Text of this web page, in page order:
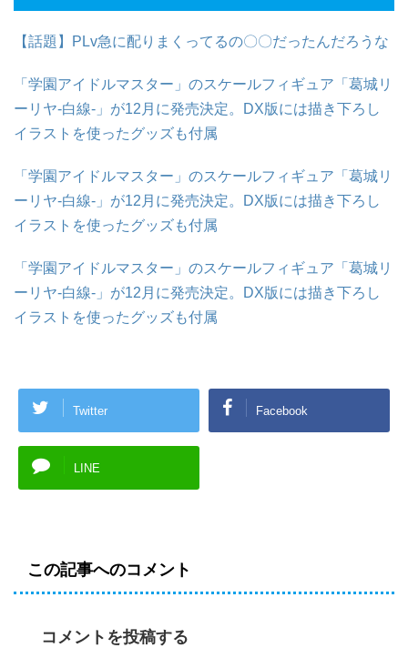
【話題】PLv急に配りまくってるの〇〇だったんだろうな
「学園アイドルマスター」のスケールフィギュア「葛城リ
ーリヤ-白線-」が12月に発売決定。DX版には描き下ろし
イラストを使ったグッズも付属
「学園アイドルマスター」のスケールフィギュア「葛城リ
ーリヤ-白線-」が12月に発売決定。DX版には描き下ろし
イラストを使ったグッズも付属
「学園アイドルマスター」のスケールフィギュア「葛城リ
ーリヤ-白線-」が12月に発売決定。DX版には描き下ろし
イラストを使ったグッズも付属
Twitter Facebook
LINE
この記事へのコメント
コメントを投稿する